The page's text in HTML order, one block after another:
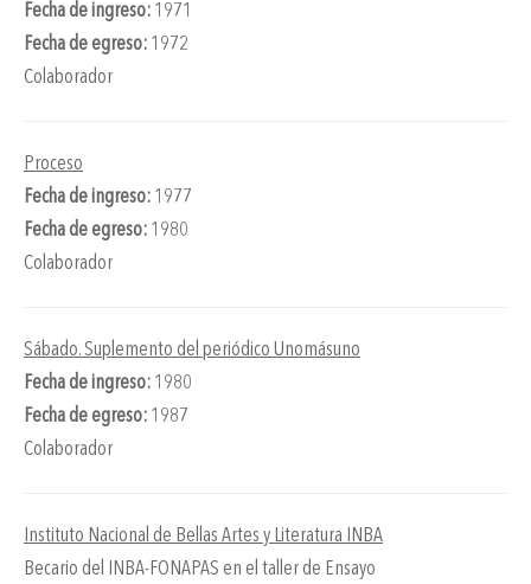
Fecha de ingreso: 1971
Fecha de egreso: 1972
Colaborador
Proceso
Fecha de ingreso: 1977
Fecha de egreso: 1980
Colaborador
Sábado. Suplemento del periódico Unomásuno
Fecha de ingreso: 1980
Fecha de egreso: 1987
Colaborador
Instituto Nacional de Bellas Artes y Literatura INBA
Becario del INBA-FONAPAS en el taller de Ensayo